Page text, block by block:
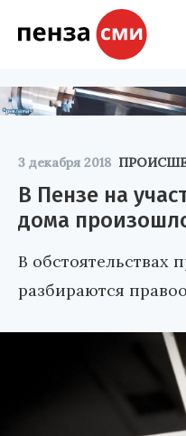
3 декабря 2018
В Пензе на
дома
В обстоятельствах
разбираются